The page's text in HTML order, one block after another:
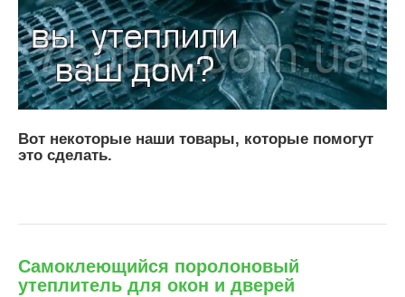
Вот некоторые наши товары, которые помогут
это сделать.
Самоклеющийся поролоновый
утеплитель для окон и дверей